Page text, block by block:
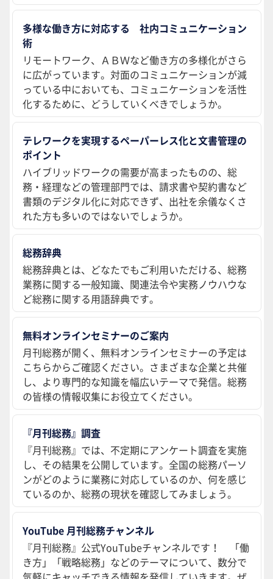
多様な働き方に対応する 社内コミュニケーション
術
リモートワーク、ＡＢＷなど働き方の多様化がさら
に広がっています。対面のコミュニケーションが減
っている中においても、コミュニケーションを活性
化するために、どうしていくべきでしょうか。
テレワークを実現するペーパーレス化と文書管理の
ポイント
ハイブリッドワークの需要が高まったものの、総
務・経理などの管理部門では、請求書や契約書など
書類のデジタル化に対応できず、出社を余儀なくさ
れた方も多いのではないでしょうか。
総務辞典
総務辞典とは、どなたでもご利用いただける、総務
業務に関する一般知識、関連法令や実務ノウハウな
ど総務に関する用語辞典です。
無料オンラインセミナーのご案内
月刊総務が開く、無料オンラインセミナーの予定は
こちらからご確認ください。さまざまな企業と共催
し、より専門的な知識を幅広いテーマで発信。総務
の皆様の情報収集にお役立てください。
『月刊総務』調査
『月刊総務』では、不定期にアンケート調査を実施
し、その結果を公開しています。全国の総務パーソ
ンがどのように業務に対応しているのか、何を感じ
ているのか、総務の現状を確認してみましょう。
YouTube 月刊総務チャンネル
『月刊総務』公式YouTubeチャンネルです！ 「働
き方」「戦略総務」などのテーマについて、数分で